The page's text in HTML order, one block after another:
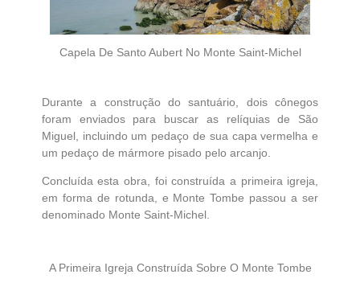
Capela De Santo Aubert No Monte Saint-Michel
Durante a construção do santuário, dois cônegos
foram enviados para buscar as relíquias de São
Miguel, incluindo um pedaço de sua capa vermelha e
um pedaço de mármore pisado pelo arcanjo.
Concluída esta obra, foi construída a primeira igreja,
em forma de rotunda, e Monte Tombe passou a ser
denominado Monte Saint-Michel.
A Primeira Igreja Construída Sobre O Monte Tombe